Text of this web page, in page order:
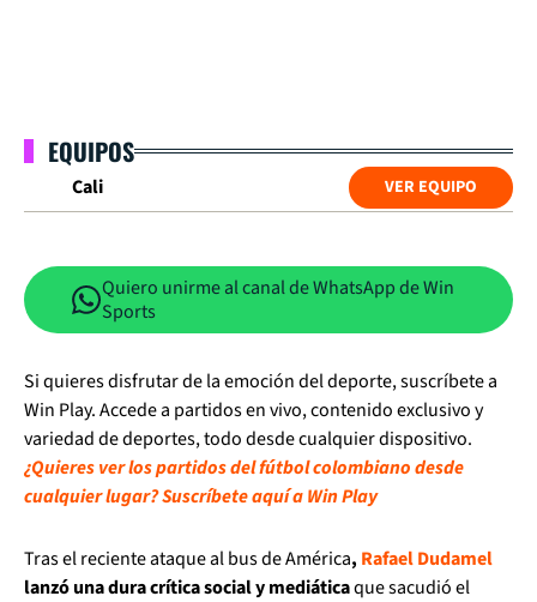
EQUIPOS
Cali VER EQUIPO
Quiero unirme al canal de WhatsApp de Win
Sports
Si quieres disfrutar de la emoción del deporte, suscríbete a
Win Play. Accede a partidos en vivo, contenido exclusivo y
variedad de deportes, todo desde cualquier dispositivo.
¿Quieres ver los partidos del fútbol colombiano desde
cualquier lugar? Suscríbete aquí a Win Play
Tras el reciente ataque al bus de América, Rafael Dudamel
lanzó una dura crítica social y mediáticaque sacudió el